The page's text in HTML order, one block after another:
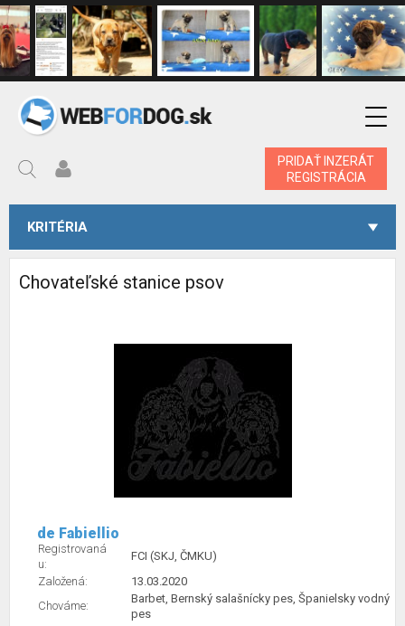
PRIDAŤ INZERÁT
REGISTRÁCIA
KRITÉRIA
Chovateľské stanice psov
de Fabiellio
Registrovaná
u:
FCI (SKJ, ČMKU)
Založená:
13.03.2020
Chováme:
Barbet, Bernský salašnícky pes, Španielsky vodný
pes